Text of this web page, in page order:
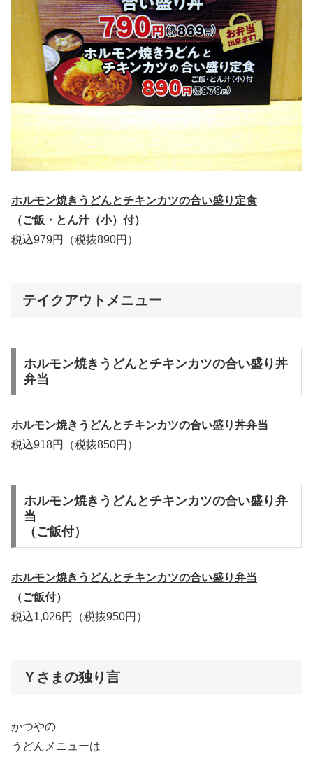
ホルモン焼きうどんとチキンカツの合い盛り定食
（ご飯・とん汁（小）付）
税込979円（税抜890円）
テイクアウトメニュー
ホルモン焼きうどんとチキンカツの合い盛り丼
弁当
ホルモン焼きうどんとチキンカツの合い盛り丼弁当
税込918円（税抜850円）
ホルモン焼きうどんとチキンカツの合い盛り弁
当
（ご飯付）
ホルモン焼きうどんとチキンカツの合い盛り弁当
（ご飯付）
税込1,026円（税抜950円）
Ｙさまの独り言
かつやの
うどんメニューは